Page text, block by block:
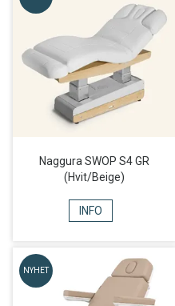
Naggura SWOP S4 GR
(Hvit/Beige)
INFO
NYHET